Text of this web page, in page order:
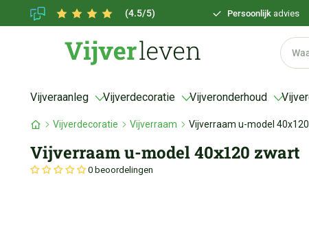
(4.5/5) Persoonlijk advies
Vijveraanleg Vijverdecoratie Vijveronderhoud
Vijverdecoratie Vijverraam Vijverraam u-model
Vijverraam u-model 40x120 zwart
0 beoordelingen